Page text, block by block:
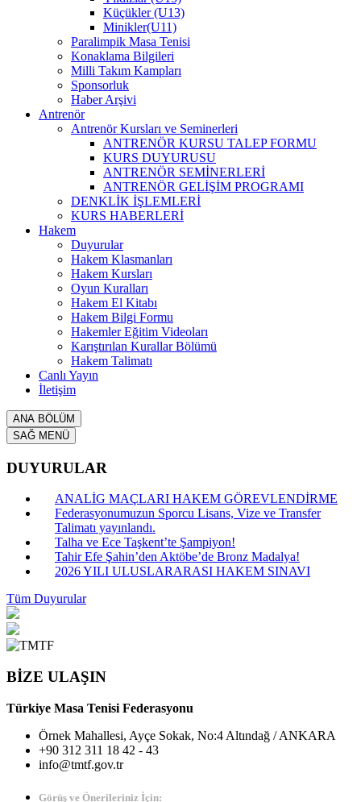
Küçükler (U13)
Minikler(U11)
Paralimpik Masa Tenisi
Konaklama Bilgileri
Milli Takım Kampları
Sponsorluk
Haber Arşivi
Antrenör
Antrenör Kursları ve Seminerleri
ANTRENÖR KURSU TALEP FORMU
KURS DUYURUSU
ANTRENÖR SEMİNERLERİ
ANTRENÖR GELİŞİM PROGRAMI
DENKLİK İŞLEMLERİ
KURS HABERLERİ
Hakem
Duyurular
Hakem Klasmanları
Hakem Kursları
Oyun Kuralları
Hakem El Kitabı
Hakem Bilgi Formu
Hakemler Eğitim Videoları
Karıştırılan Kurallar Bölümü
Hakem Talimatı
Canlı Yayın
İletişim
ANA BÖLÜM
SAĞ MENÜ
DUYURULAR
ANALİG MAÇLARI HAKEM GÖREVLENDİRME
Federasyonumuzun Sporcu Lisans, Vize ve Transfer
Talimatı yayınlandı.
Talha ve Ece Taşkent’te Şampiyon!
Tahir Efe Şahin’den Aktöbe’de Bronz Madalya!
2026 YILI ULUSLARARASI HAKEM SINAVI
Tüm Duyurular
BİZE ULAŞIN
Türkiye Masa Tenisi Federasyonu
Örnek Mahallesi, Ayçe Sokak, No:4 Altındağ / ANKARA
+90 312 311 18 42 - 43
info@tmtf.gov.tr
Görüş ve Önerileriniz İçin: